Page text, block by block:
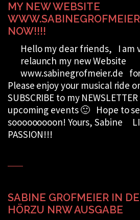
MY NEW WEBSITE
NOW!!!!
Hello my dear friends, I am
relaunch my new Website
www.sabinegrofmeier.de
Please enjoy your musical ride
SUBSCRIBE to my
upcoming events 🙂 Hope to
sooooooooon! Yours, Sabine
PASSION!!!
SABINE GROFMEIER IN
HÖRZU NRW AUSGABE